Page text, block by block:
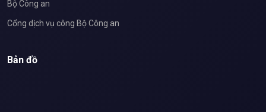
Bộ Công an
Cổng dịch vụ công Bộ Công an
Bản đồ